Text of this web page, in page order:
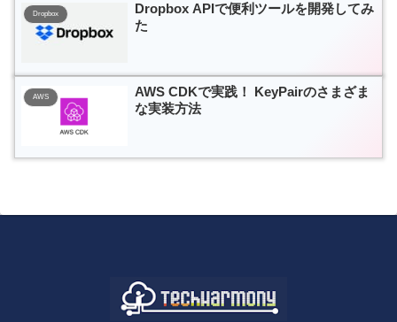
Dropbox
Dropbox APIで便利ツールを開発してみ
た
AWS
AWS CDKで実践！ KeyPairのさまざま
な実装方法